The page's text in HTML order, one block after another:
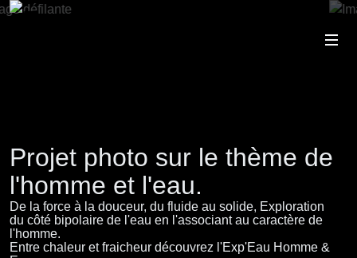
Projet photo sur le thème de
l'homme et l'eau.
De la force à la douceur, du fluide au solide, Exploration
du côté bipolaire de l'eau en l'associant au caractère de
l'homme.
Entre chaleur et fraicheur découvrez l'Exp'Eau Homme &